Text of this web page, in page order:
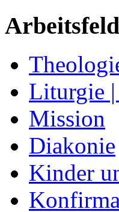
Liturgie |
Mission
Diakonie
Kinder